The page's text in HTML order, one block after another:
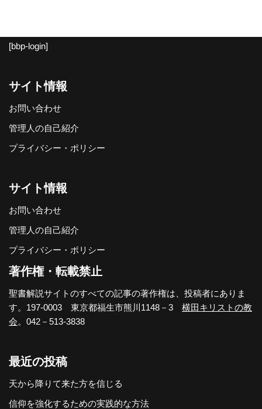
[bbp-login]
サイト情報
お問い合わせ
管理人の自己紹介
プライバシー・ポリシー
サイト情報
お問い合わせ
管理人の自己紹介
プライバシー・ポリシー
著作権・転載禁止
聖書解説サイトのすべての記事の著作権は、投稿者にありま
す。197-0003 東京都福生市熊川1148－3 横田キリストの教
会。042－513-3838
最近の投稿
天から降りて来た方を信じる
信仰を強化するための実践的な方法